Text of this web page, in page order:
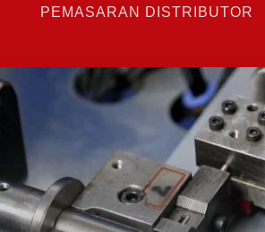
PEMASARAN DISTRIBUTOR